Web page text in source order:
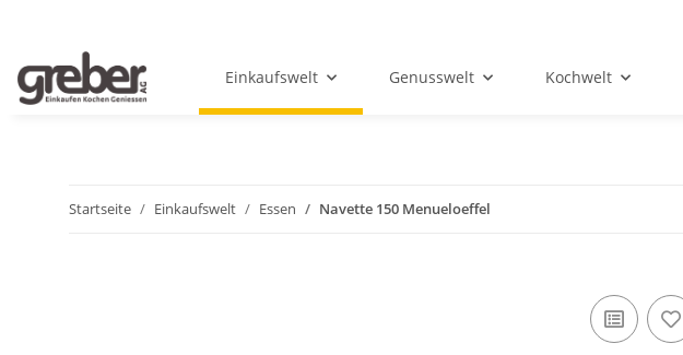
Einkaufswelt Genusswelt Kochwelt
Startseite Einkaufswelt Essen Navette 150 Menueloeffel